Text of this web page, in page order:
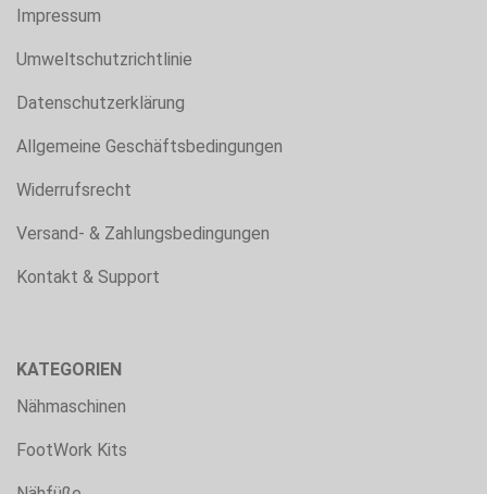
Impressum
Umweltschutzrichtlinie
Datenschutzerklärung
Allgemeine Geschäftsbedingungen
Widerrufsrecht
Versand- & Zahlungsbedingungen
Kontakt & Support
KATEGORIEN
Nähmaschinen
FootWork Kits